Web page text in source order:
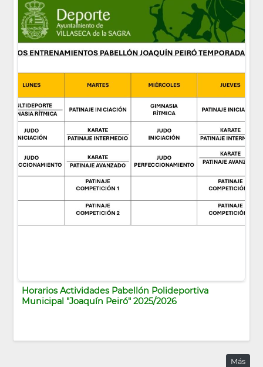
Horarios Actividades Pabellón Polideportiva
Municipal "Joaquín Peiró" 2025/2026
Más